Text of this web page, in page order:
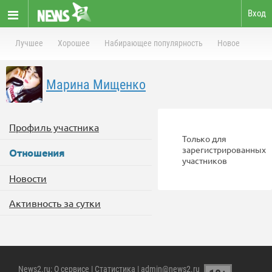
Вход
Лучшее Хорошее Набирающее популярность Новое
Марина Мищенко
Профиль участника
Отношения
Новости
Активность за сутки
Только для
зарегистрированных
участников
News2.ru: О сервисе | Статистика | admin@news2.ru